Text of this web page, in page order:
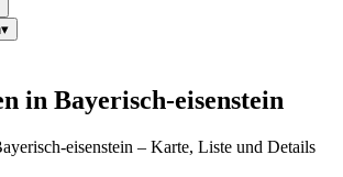
▾
in Bayerisch-eisenstein
eisenstein – Karte, Liste und Details